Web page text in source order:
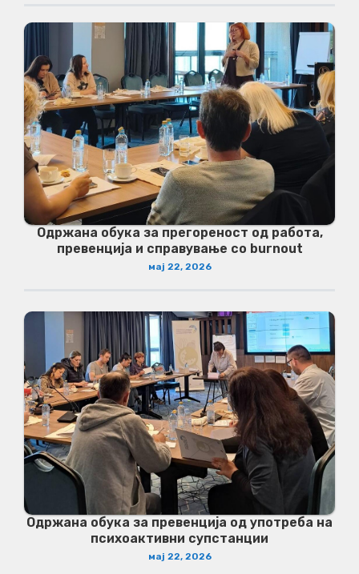
Одржана обука за прегореност од работа,
превенција и справување со burnout
мај 22, 2026
Одржана обука за превенција од употреба на
психоактивни супстанции
мај 22, 2026